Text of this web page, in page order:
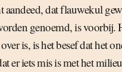
aandeed, dat flauwekul
genoemd, is voorbij.
is, is het besef dat het
er iets mis is met het